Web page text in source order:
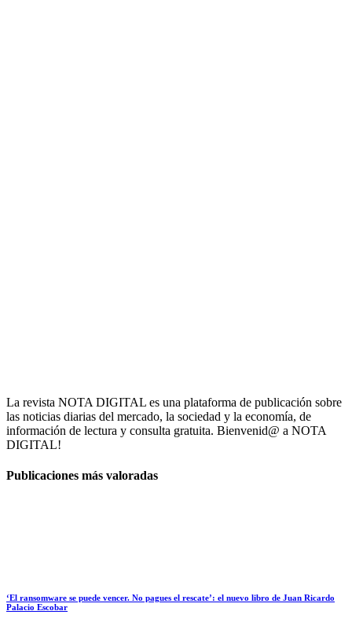
La revista NOTA DIGITAL es una plataforma de publicación sobre
las noticias diarias del mercado, la sociedad y la economía, de
información de lectura y consulta gratuita. Bienvenid@ a NOTA
DIGITAL!
Publicaciones más valoradas
‘El ransomware se puede vencer. No pagues el rescate’: el nuevo libro de Juan Ricardo
Palacio Escobar